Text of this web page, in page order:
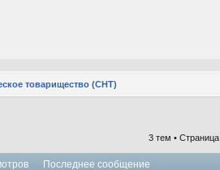
товарищество (СНТ)
3 тем • Страница
Последнее сообщение